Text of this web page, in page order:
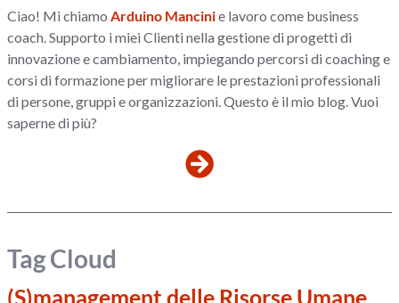
Ciao! Mi chiamo Arduino Mancinie lavoro come business
coach. Supporto i miei Clienti nella gestione di progetti di
innovazione e cambiamento, impiegando percorsi di coaching e
corsi di formazione per migliorare le prestazioni professionali
di persone, gruppi e organizzazioni. Questo è il mio blog. Vuoi
saperne di più?
Tag Cloud
(S)management delle Risorse Umane